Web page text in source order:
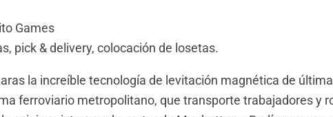
Games
pick & delivery, colocación de losetas.
la increíble tecnología de levitación magnética de
ferroviario metropolitano, que transporte trabajadores y